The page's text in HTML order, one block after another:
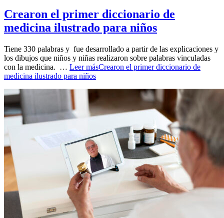
Crearon el primer diccionario de
medicina ilustrado para niños
Tiene 330 palabras y fue desarrollado a partir de las explicaciones y
los dibujos que niños y niñas realizaron sobre palabras vinculadas
con la medicina. … Leer másCrearon el primer diccionario de
medicina ilustrado para niños